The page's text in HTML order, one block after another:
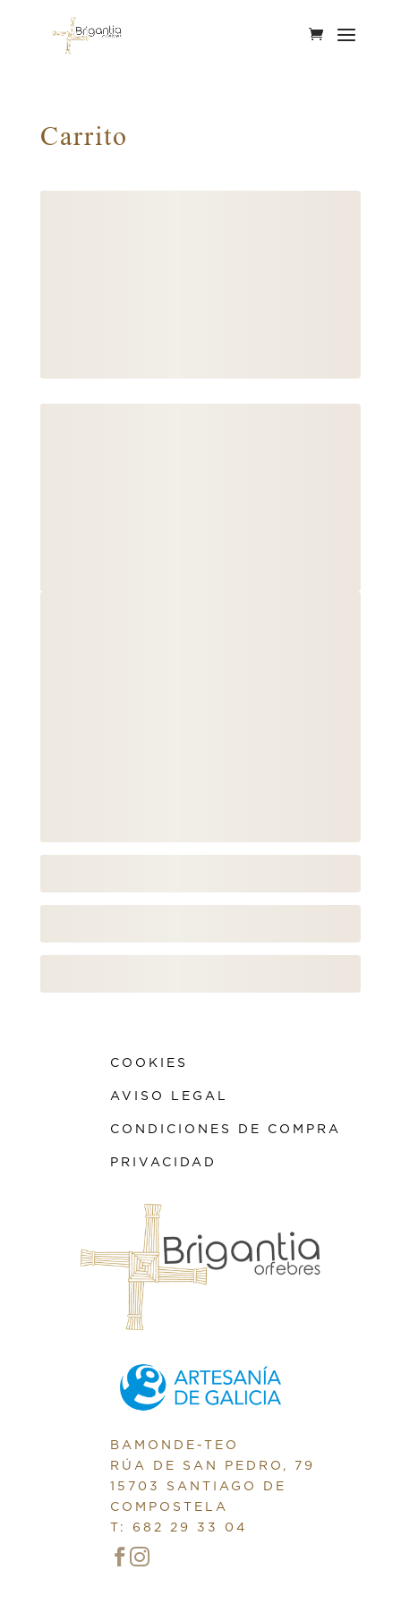
Ver
Carrito
COOKIES
AVISO LEGAL
CONDICIONES DE COMPRA
PRIVACIDAD
BAMONDE-TEO
RÚA DE SAN PEDRO, 79
15703 SANTIAGO DE
COMPOSTELA
T: 682 29 33 04
